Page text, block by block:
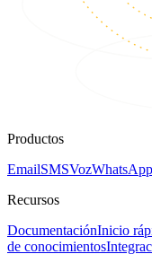
Productos
EmailSMSVozWhatsApp
Recursos
DocumentaciónInicio
de conocimientos